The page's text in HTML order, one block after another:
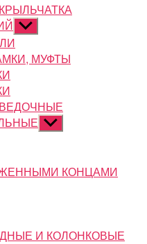
Показывать
подменю
МУФТЫ
Показывать
подменю
КОНЦАМИ
И КОЛОНКОВЫЕ